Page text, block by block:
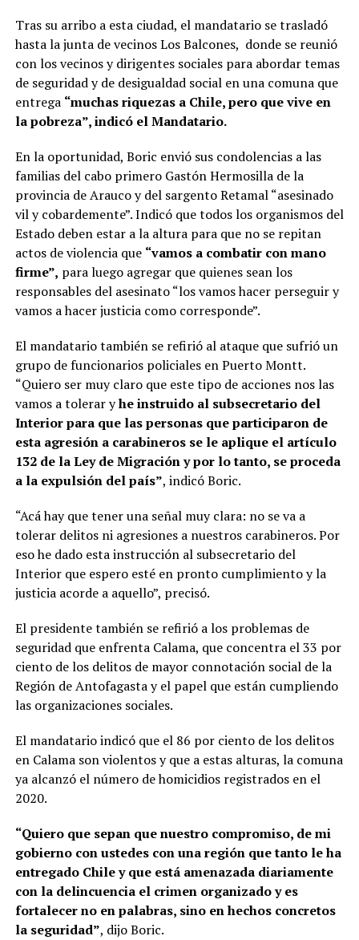
Tras su arribo a esta ciudad, el mandatario se trasladó
hasta la junta de vecinos Los Balcones, donde se reunió
con los vecinos y dirigentes sociales para abordar temas
de seguridad y de desigualdad social en una comuna que
entrega “muchas riquezas a Chile, pero que vive en
la pobreza”, indicó el Mandatario.
En la oportunidad, Boric envió sus condolencias a las
familias del cabo primero Gastón Hermosilla de la
provincia de Arauco y del sargento Retamal “asesinado
vil y cobardemente”. Indicó que todos los organismos del
Estado deben estar a la altura para que no se repitan
actos de violencia que “vamos a combatir con mano
firme”, para luego agregar que quienes sean los
responsables del asesinato “los vamos hacer perseguir y
vamos a hacer justicia como corresponde”.
El mandatario también se refirió al ataque que sufrió un
grupo de funcionarios policiales en Puerto Montt.
“Quiero ser muy claro que este tipo de acciones nos las
vamos a tolerar yhe instruido al subsecretario del
Interior para que las personas que participaron de
esta agresión a carabineros se le aplique el artículo
132 de la Ley de Migración y por lo tanto, se proceda
a la expulsión del país”, indicó Boric.
“Acá hay que tener una señal muy clara: no se va a
tolerar delitos ni agresiones a nuestros carabineros. Por
eso he dado esta instrucción al subsecretario del
Interior que espero esté en pronto cumplimiento y la
justicia acorde a aquello”, precisó.
El presidente también se refirió a los problemas de
seguridad que enfrenta Calama, que concentra el 33 por
ciento de los delitos de mayor connotación social de la
Región de Antofagasta y el papel que están cumpliendo
las organizaciones sociales.
El mandatario indicó que el 86 por ciento de los delitos
en Calama son violentos y que a estas alturas, la comuna
ya alcanzó el número de homicidios registrados en el
2020.
“Quiero que sepan que nuestro compromiso, de mi
gobierno con ustedes con una región que tanto le ha
entregado Chile y que está amenazada diariamente
con la delincuencia el crimen organizado y es
fortalecer no en palabras, sino en hechos concretos
la seguridad”, dijo Boric.